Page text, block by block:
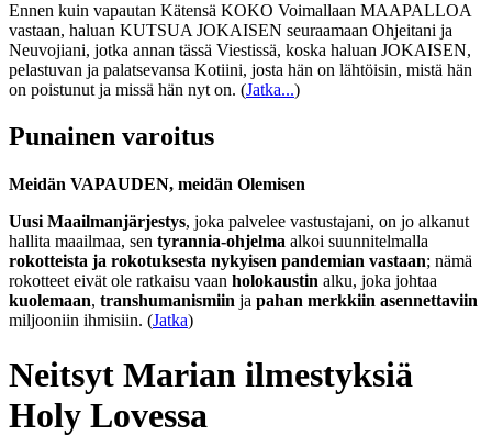
Ennen kuin vapautan Kätensä KOKO Voimallaan MAAPALLOA
vastaan, haluan KUTSUA JOKAISEN seuraamaan Ohjeitani ja
Neuvojiani, jotka annan tässä Viestissä, koska haluan JOKAISEN,
pelastuvan ja palatsevansa Kotiini, josta hän on lähtöisin, mistä hän
on poistunut ja missä hän nyt on. (Jatka...)
Punainen varoitus
Meidän VAPAUDEN, meidän Olemisen
Uusi Maailmanjärjestys, joka palvelee vastustajani, on jo alkanut
hallita maailmaa, sen tyrannia-ohjelma alkoi suunnitelmalla
rokotteista ja rokotuksesta nykyisen pandemian vastaan; nämä
rokotteet eivät ole ratkaisu vaan holokaustin alku, joka johtaa
kuolemaan, transhumanismiin ja pahan merkkiin asennettaviin
miljooniin ihmisiin. (Jatka)
Neitsyt Marian ilmestyksiä
Holy Lovessa